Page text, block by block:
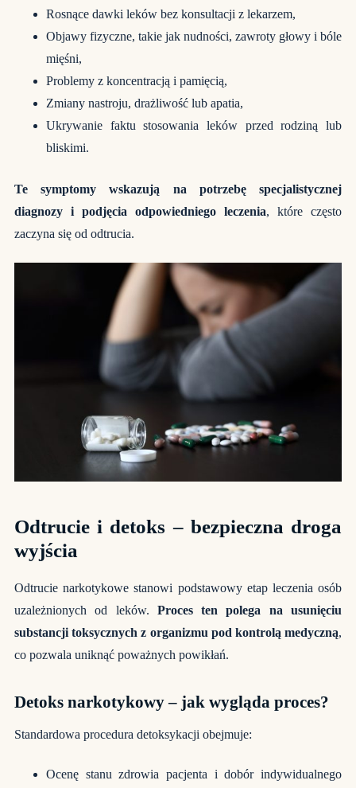
Rosnące dawki leków bez konsultacji z lekarzem,
Objawy fizyczne, takie jak nudności, zawroty głowy i bóle
mięśni,
Problemy z koncentracją i pamięcią,
Zmiany nastroju, drażliwość lub apatia,
Ukrywanie faktu stosowania leków przed rodziną lub
bliskimi.
Te symptomy wskazują na potrzebę specjalistycznej
diagnozy i podjęcia odpowiedniego leczenia, które często
zaczyna się od odtrucia.
Odtrucie i detoks – bezpieczna droga
wyjścia
Odtrucie narkotykowe stanowi podstawowy etap leczenia osób
uzależnionych od leków. Proces ten polega na usunięciu
substancji toksycznych z organizmu pod kontrolą medyczną,
co pozwala uniknąć poważnych powikłań.
Detoks narkotykowy – jak wygląda proces?
Standardowa procedura detoksykacji obejmuje:
Ocenę stanu zdrowia pacjenta i dobór indywidualnego